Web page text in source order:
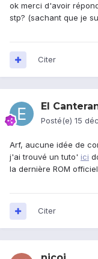
ok merci d'avoir
stp? (sachant que je
Citer
El
Posté(e) 15
Arf, aucune idée de
j'ai trouvé un tuto' ici
la dernière ROM
Citer